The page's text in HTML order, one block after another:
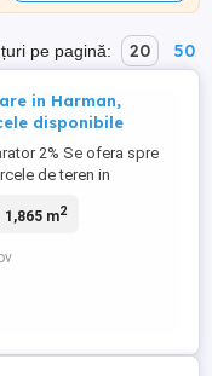
pe pagină: 20 50
in Harman,
disponibile
2% Se ofera spre
de teren in
mp si 865 mp, ideale
investitie pe termen
o zona linistita si
...
1,865 m2